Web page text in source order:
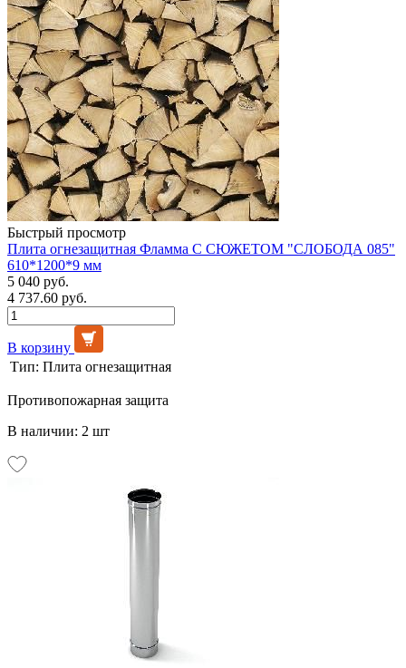
Быстрый просмотр
Плита огнезащитная Фламма С СЮЖЕТОМ "СЛОБОДА 085"
610*1200*9 мм
5 040 руб.
4 737.60 руб.
В корзину
Тип: Плита огнезащитная
Противопожарная защита
В наличии: 2 шт